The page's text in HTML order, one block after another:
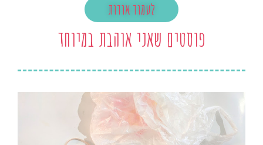
לעמוד אודות
פוסטים שאני אוהבת במיוחד